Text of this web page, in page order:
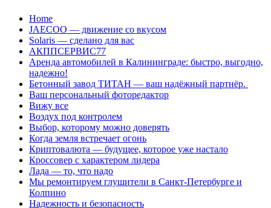
Перейти
содержанию
Home
JAECOO — движение со вкусом
Solaris — сделано для вас
АКППСЕРВИС77
Аренда автомобилей в Калининграде: быстро, выгодно,
надежно!
Бетонный завод ТИТАН — ваш надёжный партнёр.
Ваш персональный фоторедактор
Вижу все
Воздух под контролем
Выбор, которому можно доверять
Когда земля встречает огонь
Криптовалюта — будущее, которое уже настало
Кроссовер с характером лидера
Лада — то, что надо
Мы ремонтируем глушители в Санкт-Петербурге и
Колпино
Надежность и безопасность